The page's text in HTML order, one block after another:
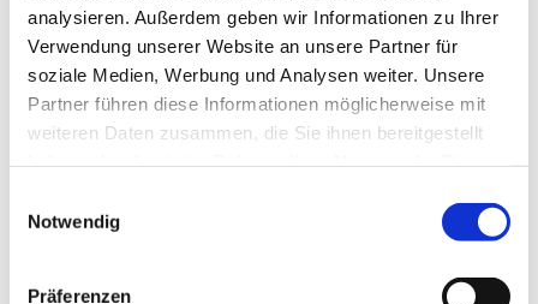
analysieren. Außerdem geben wir Informationen zu Ihrer
Verwendung unserer Website an unsere Partner für
soziale Medien, Werbung und Analysen weiter. Unsere
Partner führen diese Informationen möglicherweise mit
weiteren Daten zusammen, die Sie ihnen bereitgestellt
Notwendig
Präferenzen